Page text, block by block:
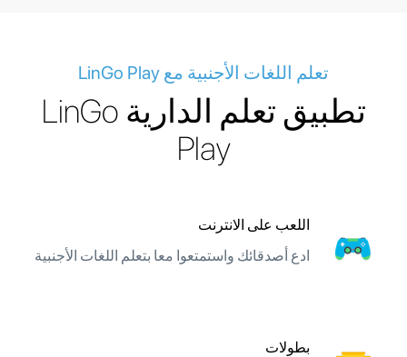
تعلم اللغات الأجنبية مع LinGo Play
تطبيق تعلم الدارية LinGo
Play
اللعب على الانترنت
ادع أصدقائك واستمتعوا معا بتعلم اللغات الأجنبية
بطولات